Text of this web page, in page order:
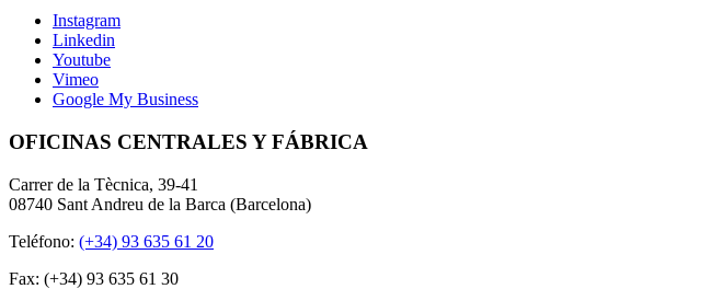
Instagram
Linkedin
Youtube
Vimeo
Google My Business
OFICINAS CENTRALES Y FÁBRICA
Carrer de la Tècnica, 39-41
08740 Sant Andreu de la Barca (Barcelona)
Teléfono: (+34) 93 635 61 20
Fax: (+34) 93 635 61 30